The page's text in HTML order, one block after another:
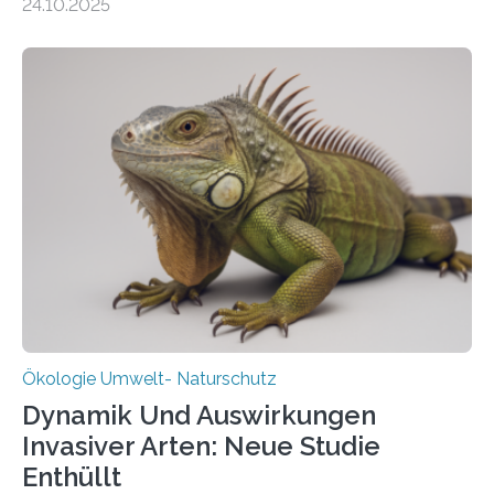
vergangenen fünf Jahren von Wissenschaftlerinnen
heutigen Donnerstag übergeben sie ihren Bericht zur
Aufbauphase an den Auftraggeber, das
Bundesministerium für Landwirtschaft, Ernährung und
Heimat. Braunschweig/Eberswalde (23. Oktober 2025).
Ein Netz aus 155 Messstationen spannt sich neuerdings
über Deutschlands Moorböden. Eingerichtet wurden sie
in den vergangenen fünf Jahren von
Wissenschaftlerinnen und Wissenschaftlern des
Thünen-Instituts für Agrarklimaschutz…
24.10.2025
Ökologie Umwelt- Naturschutz
Dynamik Und Auswirkungen
Invasiver Arten: Neue Studie
Enthüllt